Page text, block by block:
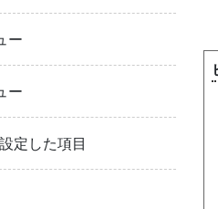
ー
ー
定した項目